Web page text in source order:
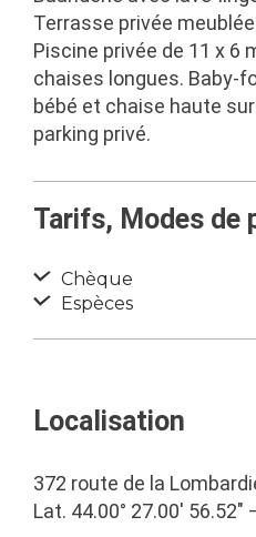
Terrasse privée
Piscine privée de 11 x 6
chaises longues. Baby-
bébé et chaise haute
parking privé.
Tarifs, Modes de
Chèque
Espèces
Localisation
372 route de la
Lat. 44.00° 27.00′ 56.52″